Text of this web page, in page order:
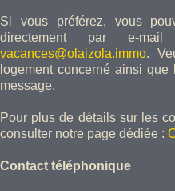
Si vous préférez, vous
directement par e-
vacances@olaizola.immo.
logement concerné ainsi
message.
Pour plus de détails sur les
consulter notre page dédiée :
Contact téléphonique